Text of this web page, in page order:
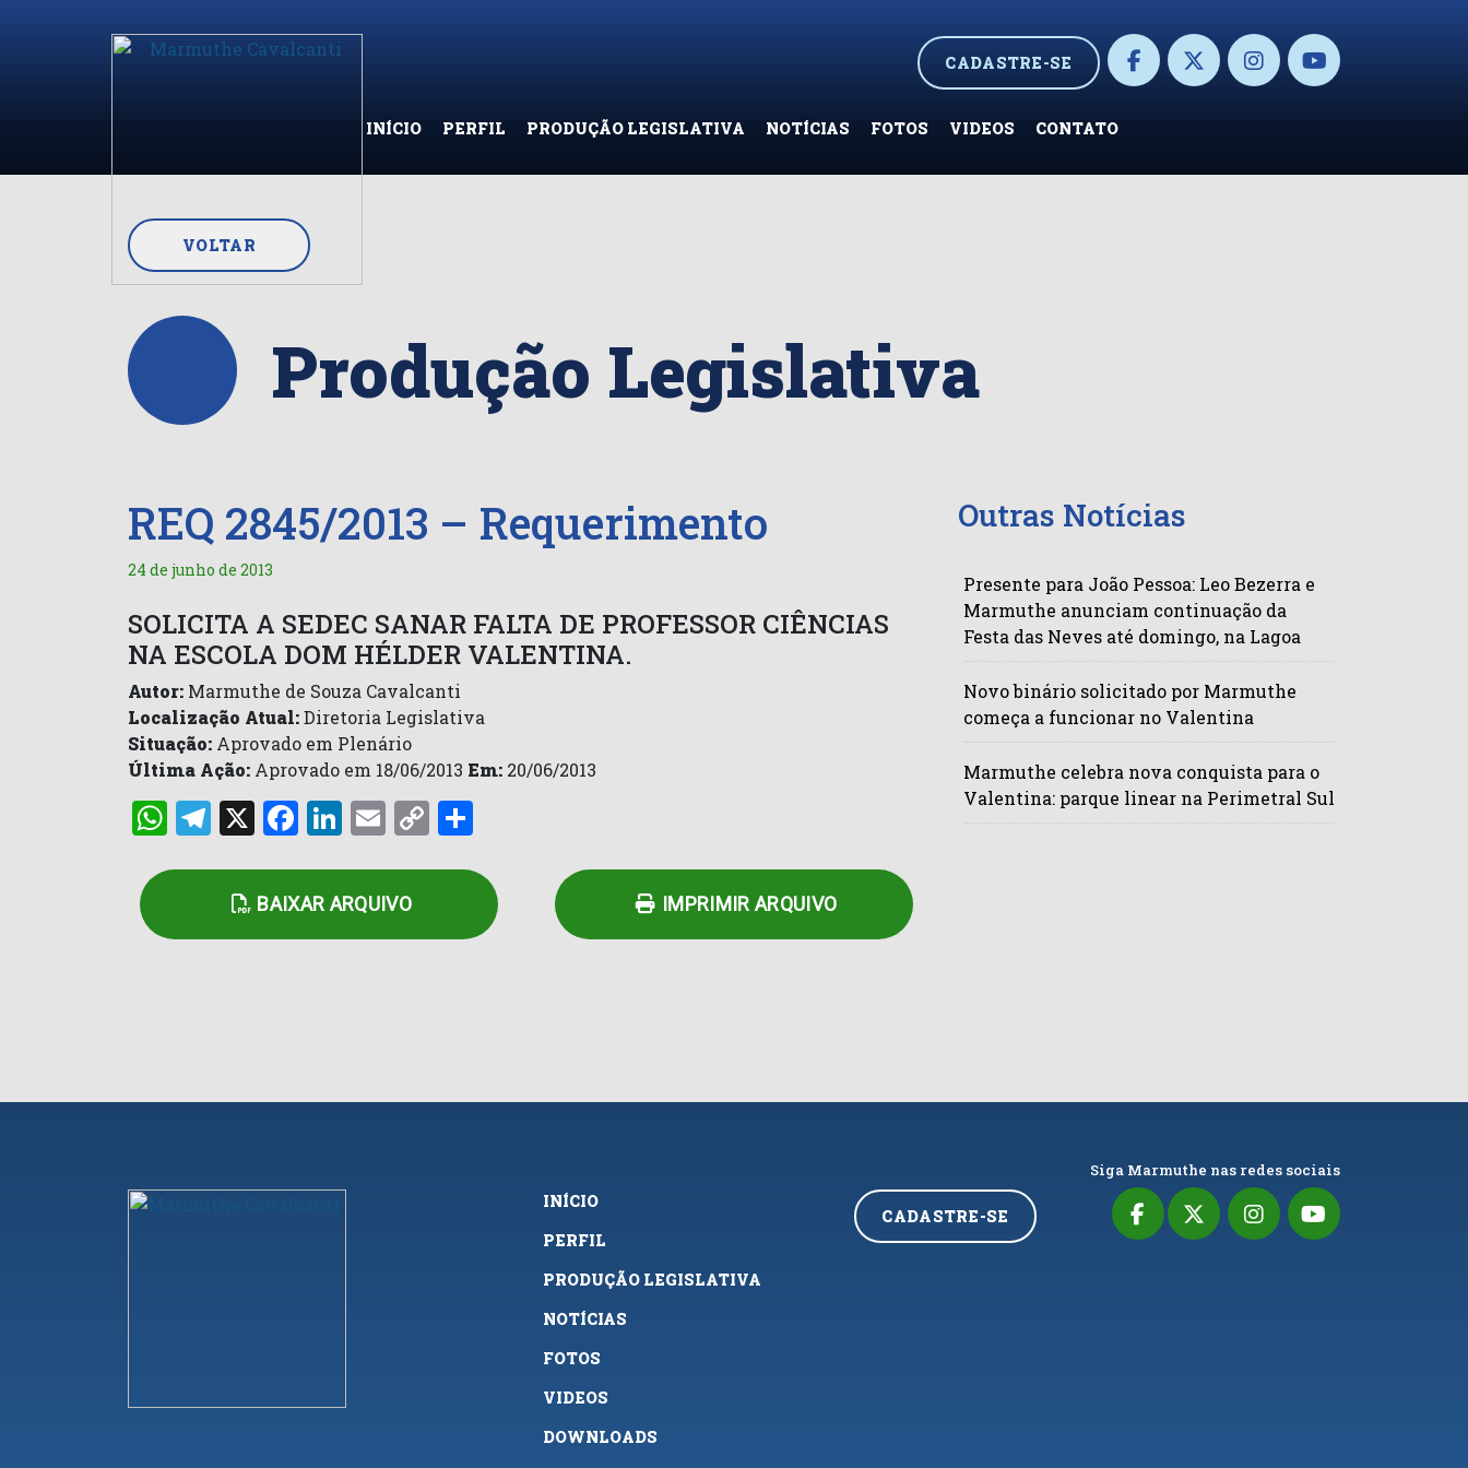
CADASTRE-SE
INÍCIO PERFIL PRODUÇÃO LEGISLATIVA NOTÍCIAS FOTOS VIDEOS CONTATO
VOLTAR
Produção Legislativa
REQ 2845/2013 – Requerimento
24 de junho de 2013
SOLICITA A SEDEC SANAR FALTA DE PROFESSOR CIÊNCIAS
NA ESCOLA DOM HÉLDER VALENTINA.
Autor: Marmuthe de Souza Cavalcanti
Localização Atual:Diretoria Legislativa
Situação: Aprovado em Plenário
Última Ação: Aprovado em 18/06/2013 Em: 20/06/2013
WhatsApp
Telegram
X Facebook
LinkedIn
Email
Copy
BAIXAR ARQUIVO IMPRIMIR ARQUIVO
Outras Notícias
Presente para João Pessoa: Leo Bezerra e
Marmuthe anunciam continuação da
Festa das Neves até domingo, na Lagoa
Novo binário solicitado por Marmuthe
começa a funcionar no Valentina
Marmuthe celebra nova conquista para o
Valentina: parque linear na Perimetral Sul
INÍCIO
PERFIL
PRODUÇÃO LEGISLATIVA
NOTÍCIAS
FOTOS
VIDEOS
DOWNLOADS
CADASTRE-SE
Siga Marmuthe nas redes sociais